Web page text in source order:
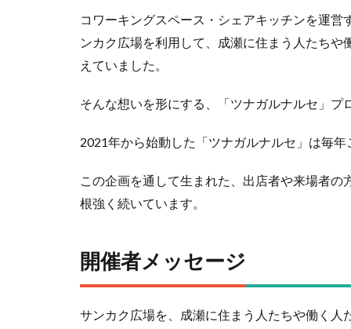
コワーキングスペース・シェアキッチンを運
ンカク広場を利用して、成瀬に住まう人たち
えていました。
そんな想いを形にする、「ツナガルナルセ」プ
2021年から始動した「ツナガルナルセ」は毎
この企画を通して生まれた、出店者や来場者の
根強く続いています。
開催者メッセージ
サンカク広場を、成瀬に住まう人たちや働く